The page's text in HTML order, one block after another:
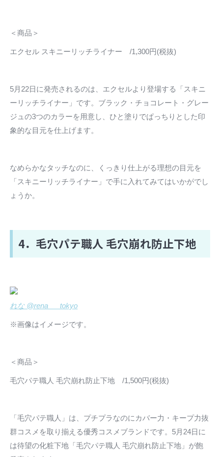
＜商品＞
エクセル スキニーリッチライナー /1,300円(税抜)
5月22日に発売されるのは、エクセルより登場する「スキニ
ーリッチライナー」です。ブラック・チョコレート・グレー
ジュの3つのカラーを用意し、ひと塗りでぱっちりとした印
象的な目元を仕上げます。
なめらかなタッチなのに、くっきり仕上がる理想の目元を
「スキニーリッチライナー」で手に入れてみてはいかがでし
ょうか。
4．毛穴パテ職人 毛穴崩れ防止下地
れな @rena___tokyo
※画像はイメージです。
＜商品＞
毛穴パテ職人 毛穴崩れ防止下地 /1,500円(税抜)
「毛穴パテ職人」は、プチプラなのにカバー力・キープ力抜
群コスメを取り揃える優秀コスメブランドです。5月24日に
は待望の化粧下地「毛穴パテ職人 毛穴崩れ防止下地」が飽